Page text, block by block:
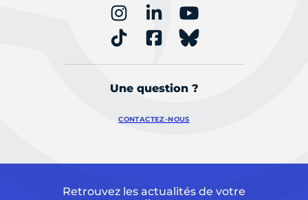
Une question ?
CONTACTEZ-NOUS
Retrouvez les actualités de votre